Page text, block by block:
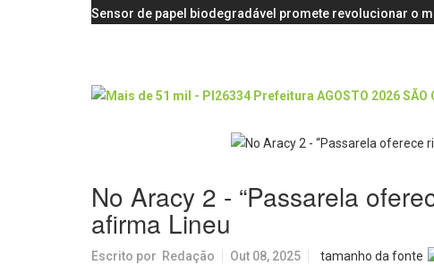
Sensor de papel biodegradável promete revolucionar o
No Aracy 2 - “Passarela
afirma Lineu
Escrito por Redação Out 08, 2025
tamanho da fonte